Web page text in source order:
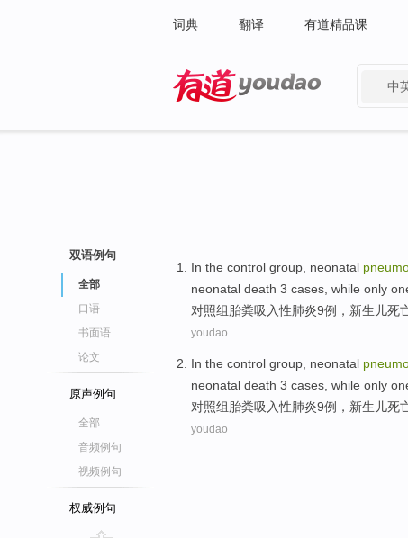
词典 翻译 有道精品课
中
双语例句
全部
口语
书面语
论文
原声例句
全部
音频例句
视频例句
权威例句
In the control group neonatal
neonatal death 3 cases, while only
对照组 胎粪吸入性肺炎9例 ， 新生儿死
youdao
In the control group neonatal
neonatal death 3 cases, while only
对照组 胎粪吸入性肺炎9例 ， 新生儿死
youdao